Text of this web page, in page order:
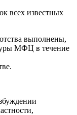
всех известных
выполнены,
МФЦ в течение